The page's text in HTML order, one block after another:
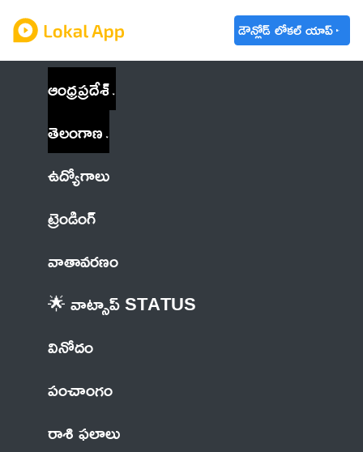
డౌన్లోడ్ లోకల్ యాప్
ఆంధ్రప్రదేశ్
తెలంగాణ
ఉద్యోగాలు
ట్రెండింగ్
వాతావరణం
🌟 వాట్సాప్ STATUS
వినోదం
పంచాంగం
రాశి ఫలాలు